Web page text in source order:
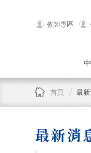
教師專區
首頁 最新
最新消